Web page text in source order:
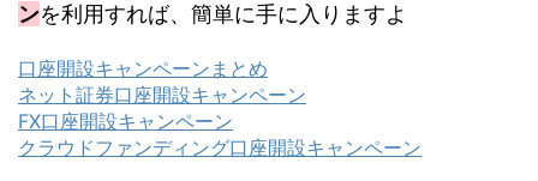
ンを利用すれば、簡単に手に入りますよ
口座開設キャンペーンまとめ
ネット証券口座開設キャンペーン
FX口座開設キャンペーン
クラウドファンディング口座開設キャンペーン